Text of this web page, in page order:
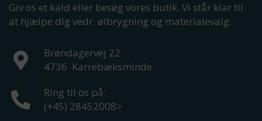
Giv os et kald eller besøg vores butik. Vi står klar til
at hjælpe dig vedr. ølbrygning og materialevalg.
Brøndagervej 22
4736 Karrebæksminde
Ring til os på:
(+45) 28452008>